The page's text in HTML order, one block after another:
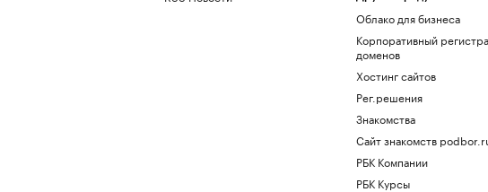
Облако для бизнеса
Корпоративный
доменов
Хостинг сайтов
Рег.решения
Знакомства
Сайт знакомств
РБК Компании
РБК Курсы